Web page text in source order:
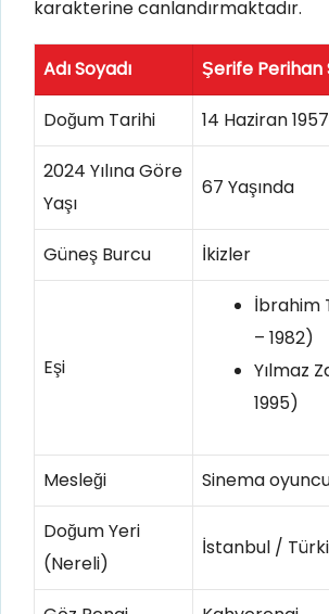
karakterine canlandırmaktadır.
Adı Soyadı Şerife Perihan
Doğum Tarihi 14 Haziran 1957
2024 Yılına Göre
Yaşı
67 Yaşında
Güneş Burcu İkizler
Eşi
İbrahim
– 1982)
Yılmaz
1995)
Mesleği Sinema
Doğum Yeri
(Nereli)
İstanbul /